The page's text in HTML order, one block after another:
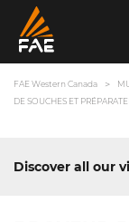
FAE Western Canada
DE SOUCHES ET
Discover all our